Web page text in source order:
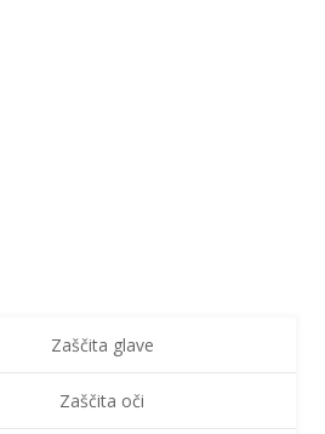
Zaščita glave
Zaščita oči